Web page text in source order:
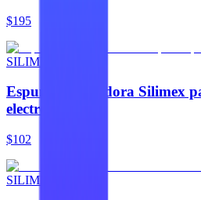
$195
SILIMEX
Espuma limpiadora Silimex
electrónicos
$102
SILIMEX